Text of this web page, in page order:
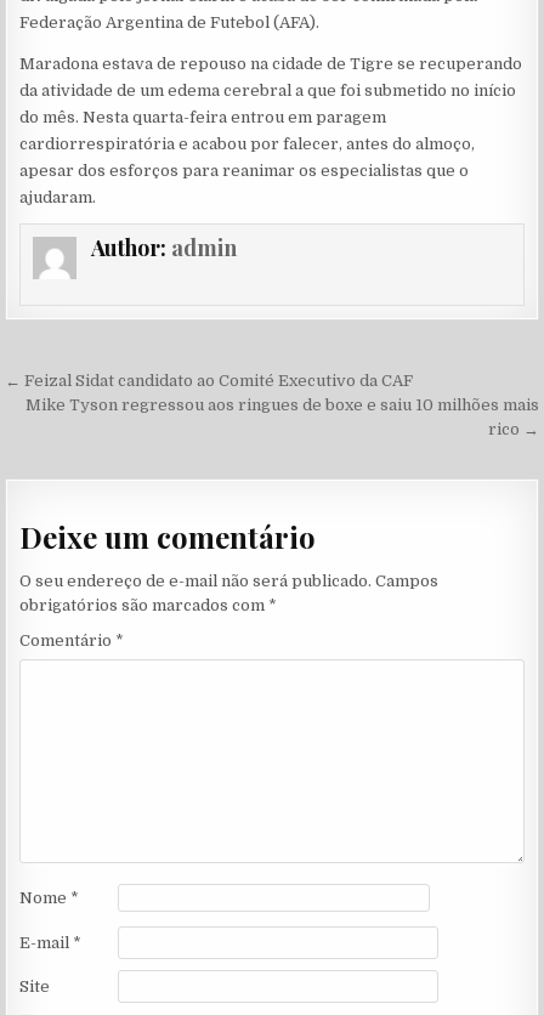
Federação Argentina de Futebol (AFA).
Maradona estava de repouso na cidade de Tigre se recuperando
da atividade de um edema cerebral a que foi submetido no início
do mês. Nesta quarta-feira entrou em paragem
cardiorrespiratória e acabou por falecer, antes do almoço,
apesar dos esforços para reanimar os especialistas que o
ajudaram.
Author: admin
Navegação de Post
← Feizal Sidat candidato ao Comité Executivo da CAF
Mike Tyson regressou aos ringues de boxe e saiu 10 milhões mais
rico →
Deixe um comentário
O seu endereço de e-mail não será publicado. Campos
obrigatórios são marcados com *
Comentário *
Nome *
E-mail *
Site